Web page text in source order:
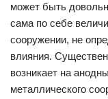
может быть
сама по себе
сооружении, не
влияния.
возникает на
металлического